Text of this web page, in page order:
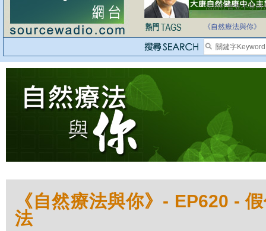
法治社會並不等同
《自然療法與你》
《自然療法與你》- EP620 -
法